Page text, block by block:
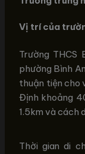
Vị trí của
Trường
phường Bình
thuận tiện cho
Định khoảng
1.5km và cách
Thời gian di